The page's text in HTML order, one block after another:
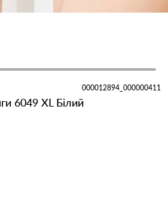
000012894_000000411
6049 XL Білий